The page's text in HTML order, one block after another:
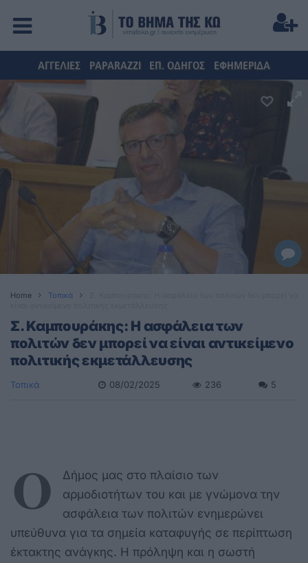
ΑΓΓΕΛΙΕΣ PAPARAZZI ΕΠ. ΟΔΗΓΟΣ ΕΦΗΜΕΡΙΔΑ
Home Τοπικά
Σ. Καμπουράκης: Η ασφάλεια των
πολιτών δεν μπορεί να είναι αντικείμενο
πολιτικής εκμετάλλευσης
Τοπικά 08/02/2025 236 5
Ο
Δήμος μας στο πλαίσιο των
αρμοδιοτήτων του και με γνώμονα την
ασφάλεια των πολιτών ενημερώνει
υπεύθυνα για τα σημεία καταφυγής σε περίπτωση
έκτακτης ανάγκης. Η πρόληψη και η σωστή